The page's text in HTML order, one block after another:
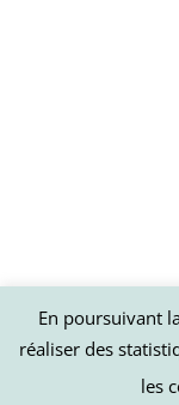
En poursuivant
réaliser des
les